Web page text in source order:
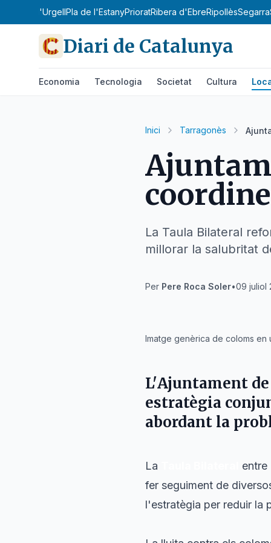
Pla d'UrgellPla de l'EstanyPrioratRibera d'EbreRipollèsSegarra
Diari de Catalunya
Economia Tecnologia Societat Cultura
Inici Tarragonès
La Taula Bilateral
millorar la salubritat
Per Pere Roca Soler•09 juliol
Imatge genèrica de coloms en
L'Ajuntament
estratègia
abordant la
La
entre
fer seguiment de
l'estratègia per reduir la